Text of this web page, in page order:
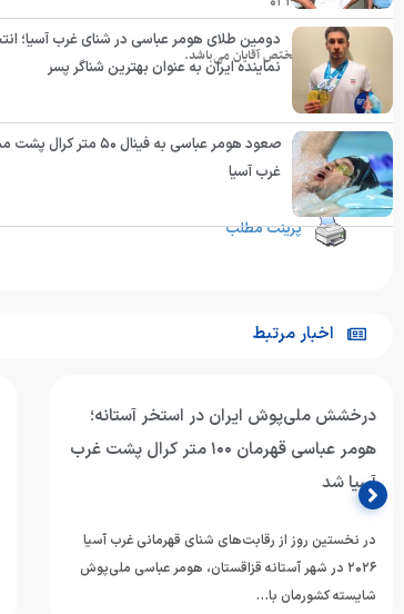
این ثبت نام مختص آقایان می‌باشد.
انتهای پیام
پرینت مطلب
دومین طلای هومر عباسی در شنای غرب آسیا؛
نماینده ایران به عنوان بهترین شناگر پسر
صعود هومر عباسی به فینال ۵۰ متر
غرب آسیا
اخبار مرتبط
درخشش ملی‌پوش ایران در استخر آستانه؛
هومر عباسی قهرمان ۱۰۰ متر کرال پشت غرب
آسیا شد
در نخستین روز از رقابت‌های شنای قهرمانی غرب آسیا
۲۰۲۶ در شهر آستانه قزاقستان، هومر عباسی ملی‌پوش
شایسته کشورمان با…